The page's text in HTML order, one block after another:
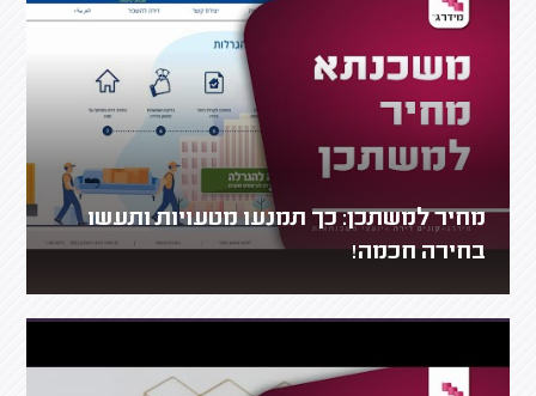
מחיר למשתכן: כך תמנעו מטעויות ותעשו
בחירה חכמה!